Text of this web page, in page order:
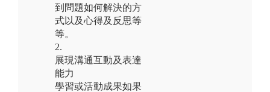
到問題如何解決的方
式以及心得及反思等
等。
2.
展現溝通互動及表達
能力
學習或活動成果如果